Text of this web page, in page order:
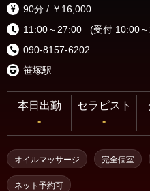
90分 / ￥16,000
11:00～27:00
(受付 10:00
090-8157-6202
笹塚駅
本日出勤
-
セラピスト
-
オイルマッサージ 完全個室
ネット予約可